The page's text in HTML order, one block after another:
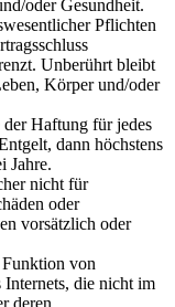
oder Gesundheit.
Pflichten
Unberührt bleibt
Körper und/oder
Haftung für jedes
dann höchstens
Jahre.
nicht für
oder
vorsätzlich oder
von
Internets, die nicht im
deren